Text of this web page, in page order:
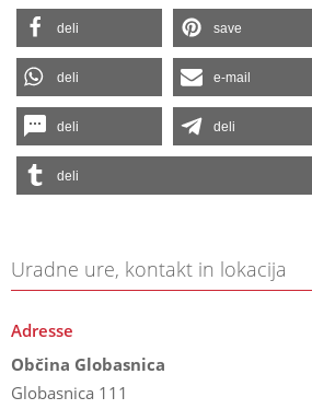
deli save
deli e-mail
deli deli
deli
Uradne ure, kontakt in lokacija
Adresse
Občina Globasnica
Globasnica 111